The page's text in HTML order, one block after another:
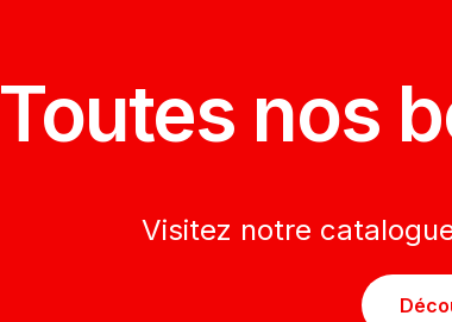
Toutes nos
Visitez notre